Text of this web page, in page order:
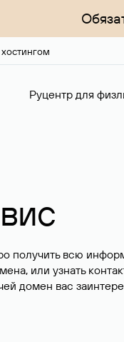
Руцентр для
получить всю
или узнать
домен вас